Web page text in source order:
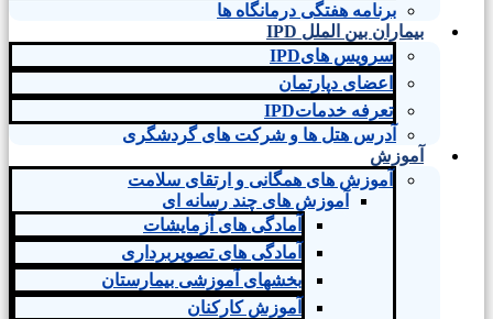
برنامه هفتگی درمانگاه ها
بیماران بین الملل IPD
سرویس هایIPD
اعضای دپارتمان
تعرفه خدماتIPD
آدرس هتل ها و شرکت های گردشگری
آموزش
آموزش های همگانی و ارتقای سلامت
آموزش های چند رسانه ای
آمادگی های آزمایشات
آمادگی های تصویربرداری
بخشهای آموزشی بیمارستان
آموزش کارکنان